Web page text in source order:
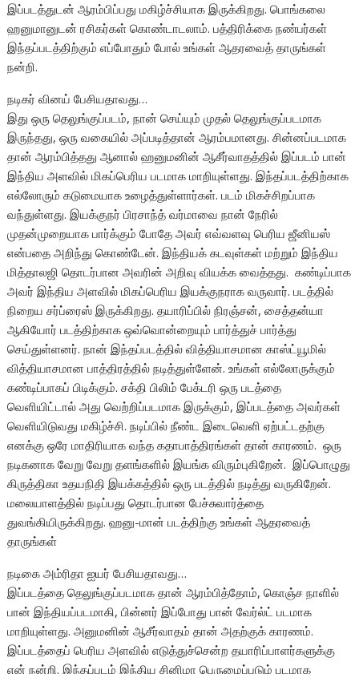
இப்படத்துடன் ஆரம்பிப்பது மகிழ்ச்சியாக இருக்கிறது. பொங்கலை
ஹனுமானுடன் ரசிகர்கள் கொண்டாடலாம். பத்திரிக்கை நண்பர்கள்
இந்தப்படத்திற்கும் எப்போதும் போல் உங்கள் ஆதரவைத் தாருங்கள்
நன்றி.
நடிகர் வினய் பேசியதாவது…
இது ஒரு தெலுங்குப்படம், நான் செய்யும் முதல் தெலுங்குப்படமாக
இருந்தது, ஒரு வகையில் அப்படித்தான் ஆரம்பமானது. சின்னப்படமாக
தான் ஆரம்பித்தது ஆனால் ஹனுமனின் ஆசீர்வாதத்தில் இப்படம் பான்
இந்திய அளவில் மிகப்பெரிய படமாக மாறியுள்ளது. இந்தப்படத்திற்காக
எல்லோரும் கடுமையாக உழைத்துள்ளார்கள். படம் மிகச்சிறப்பாக
வந்துள்ளது. இயக்குநர் பிரசாந்த் வர்மாவை நான் நேரில்
முதன்முறையாக பார்க்கும் போதே அவர் எவ்வளவு பெரிய ஜீனியஸ்
என்பதை அறிந்து கொண்டேன். இந்தியக் கடவுள்கள் மற்றும் இந்திய
மித்தாலஜி தொடர்பான அவரின் அறிவு வியக்க வைத்தது. கண்டிப்பாக
அவர் இந்திய அளவில் மிகப்பெரிய இயக்குநராக வருவார். படத்தில்
நிறைய சர்ப்ரைஸ் இருக்கிறது. தயாரிப்பில் நிரஞ்சன், சைத்தன்யா
ஆகியோர் படத்திற்காக ஒவ்வொன்றையும் பார்த்துச் பார்த்து
செய்துள்ளனர். நான் இந்தப்படத்தில் வித்தியாசமான காஸ்ட்யூமில்
வித்தியாசமான பாத்திரத்தில் நடித்துள்ளேன். உங்கள் எல்லோருக்கும்
கண்டிப்பாகப் பிடிக்கும். சக்தி பிலிம் பேக்டரி ஒரு படத்தை
வெளியிட்டால் அது வெற்றிப்படமாக இருக்கும், இப்படத்தை அவர்கள்
வெளியிடுவது மகிழ்ச்சி. நடிப்பில் நீண்ட இடைவெளி ஏற்பட்டதற்கு
எனக்கு ஒரே மாதிரியாக வந்த கதாபாத்திரங்கள் தான் காரணம். ஒரு
நடிகனாக வேறு வேறு தளங்களில் இயங்க விரும்புகிறேன். இப்பொழுது
கிருத்திகா உதயநிதி இயக்கத்தில் ஒரு படத்தில் நடித்து வருகிறேன்.
மலையாளத்தில் நடிப்பது தொடர்பான பேச்சுவார்த்தை
துவங்கியிருக்கிறது. ஹனு-மான் படத்திற்கு உங்கள் ஆதரவைத்
தாருங்கள்
நடிகை அம்ரிதா ஐயர் பேசியதாவது…
இப்படத்தை தெலுங்குப்படமாக தான் ஆரம்பித்தோம், கொஞ்ச நாளில்
பான் இந்தியப்படமாகி, பின்னர் இப்போது பான் வேர்ல்ட் படமாக
மாறியுள்ளது. அனுமனின் ஆசீர்வாதம் தான் அதற்குக் காரணம்.
இப்படத்தைப் பெரிய அளவில் எடுத்துச்சென்ற தயாரிப்பாளர்களுக்கு
என் நன்றி. இந்தப்படம் இந்திய சினிமா பெருமைப்படும் படமாக